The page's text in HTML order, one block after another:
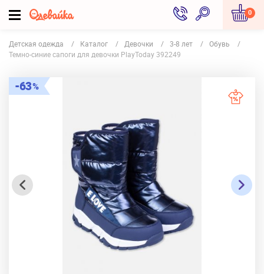
0
Детская одежда Каталог Девочки 3-8 лет
Обувь
Темно-синие сапоги для девочки PlayToday 392249
63